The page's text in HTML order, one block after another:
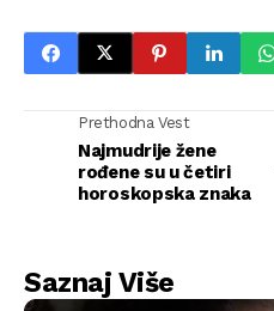
Prethodna Vest
Najmudrije žene
rođene su u četiri
horoskopska znaka
Saznaj Više